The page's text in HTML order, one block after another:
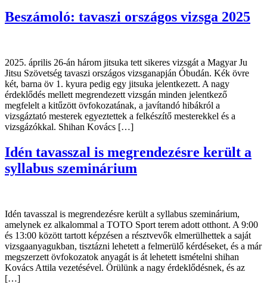
Beszámoló: tavaszi országos vizsga 2025
2025. április 26-án három jitsuka tett sikeres vizsgát a Magyar Ju
Jitsu Szövetség tavaszi országos vizsganapján Óbudán. Kék övre
két, barna öv 1. kyura pedig egy jitsuka jelentkezett. A nagy
érdeklődés mellett megrendezett vizsgán minden jelentkező
megfelelt a kitűzött övfokozatának, a javítandó hibákról a
vizsgáztató mesterek egyeztettek a felkészítő mesterekkel és a
vizsgázókkal. Shihan Kovács […]
Idén tavasszal is megrendezésre került a
syllabus szeminárium
Idén tavasszal is megrendezésre került a syllabus szeminárium,
amelynek ez alkalommal a TOTO Sport terem adott otthont. A 9:00
és 13:00 között tartott képzésen a résztvevők elmerülhettek a saját
vizsgaanyagukban, tisztázni lehetett a felmerülő kérdéseket, és a már
megszerzett övfokozatok anyagát is át lehetett ismételni shihan
Kovács Attila vezetésével. Örülünk a nagy érdeklődésnek, és az
[…]